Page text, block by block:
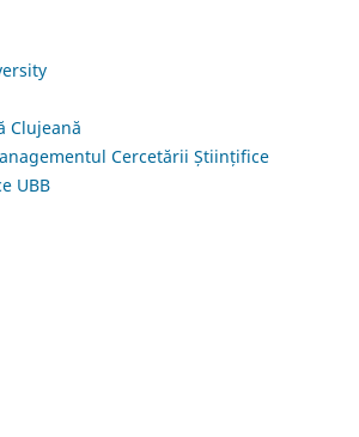
Clujeană
Cercetării Științifice
UBB